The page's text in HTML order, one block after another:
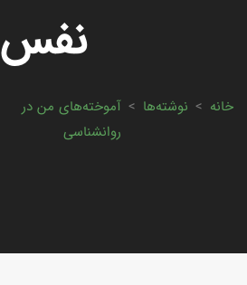
نفس
خانه > نوشته‌ها > آموخته‌های من در
روانشناسی